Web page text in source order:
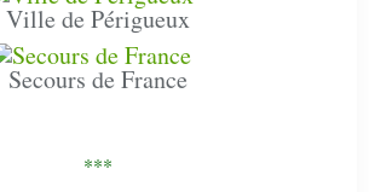
Ville de Périgueux
Secours de France
***